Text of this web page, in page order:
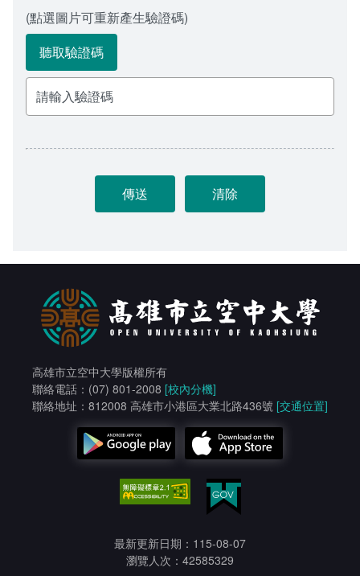
(點選圖片可重新產生驗證碼)
聽取驗證碼
高雄市立空中大學版權所有
聯絡電話：(07) 801-2008 [校內分機]
聯絡地址：812008 高雄市小港區大業北路436號 [交通位置]
最新更新日期：115-08-07
瀏覽人次：42585329